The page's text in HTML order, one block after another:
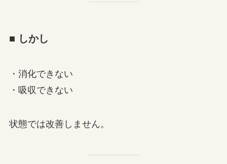
■ しかし
・消化できない
・吸収できない
状態では改善しません。